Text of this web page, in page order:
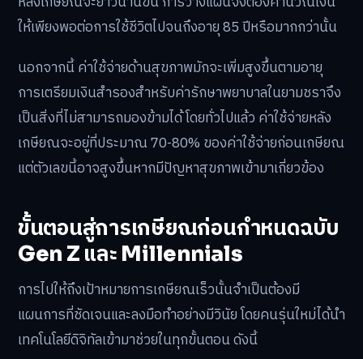
ให้เพียงพอต่อการใช้ชีวิตไปจนถึงอายุ 85 ปีหรือมากกว่านั้น
นอกจากนี้ ค่าใช้จ่ายด้านสุขภาพมักจะเพิ่มสูงขึ้นตามอายุ
การเตรียมเงินสำรองสำหรับค่ารักษาพยาบาลในยามชราจึง
เป็นสิ่งที่ไม่สามารถมองข้ามได้ โดยทั่วไปแล้ว ค่าใช้จ่ายหลัง
เกษียณจะอยู่ที่ประมาณ 70-80% ของค่าใช้จ่ายก่อนเกษียณ
แต่ตัวเลขนี้อาจสูงขึ้นหากมีปัญหาสุขภาพเข้ามาเกี่ยวข้อง
ขั้นตอนสู่การเกษียณก่อนกำหนดฉบับ
Gen Z และ Millennials
การไปให้ถึงเป้าหมายการเกษียณเร็วนั้นจำเป็นต้องมี
แผนการที่ชัดเจนและลงมือทำอย่างมีวินัย โดยคนรุ่นใหม่ได้นำ
เทคโนโลยีดิจิทัลเข้ามาช่วยในทุกขั้นตอน ดังนี้